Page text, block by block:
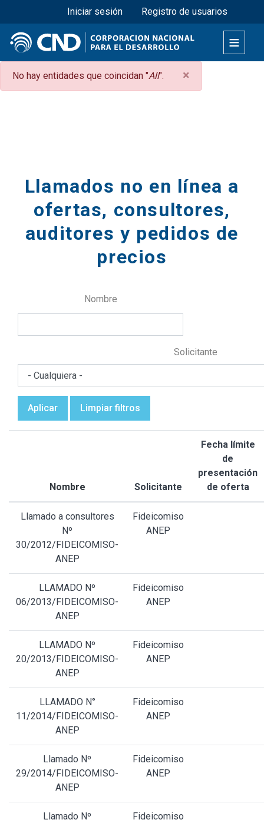
Pasar
al
contenido
principal
Menú superior
Iniciar sesión Registro de usuarios
×
Mensaje
de
No hay entidades que coincidan "All".
Llamados no en línea a
ofertas, consultores,
auditores y pedidos de
precios
Nombre
Solicitante
Aplicar Limpiar filtros
Nombre Solicitante
Fecha límite
de
presentación
de oferta
Llamado a consultores
Nº
30/2012/FIDEICOMISO-
ANEP
Fideicomiso
ANEP
LLAMADO Nº
06/2013/FIDEICOMISO-
ANEP
Fideicomiso
ANEP
LLAMADO Nº
20/2013/FIDEICOMISO-
ANEP
Fideicomiso
ANEP
LLAMADO N°
11/2014/FIDEICOMISO-
ANEP
Fideicomiso
ANEP
Llamado Nº
29/2014/FIDEICOMISO-
ANEP
Fideicomiso
ANEP
Llamado Nº
Fideicomiso